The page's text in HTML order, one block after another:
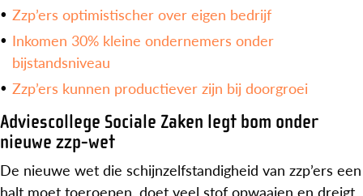
Zzp’ers optimistischer over eigen bedrijf
Inkomen 30% kleine ondernemers onder
bijstandsniveau
Zzp’ers kunnen productiever zijn bij doorgroei
Adviescollege Sociale Zaken legt bom onder
nieuwe zzp-wet
De nieuwe wet die schijnzelfstandigheid van zzp’ers een
halt moet toeroepen, doet veel stof opwaaien en dreigt